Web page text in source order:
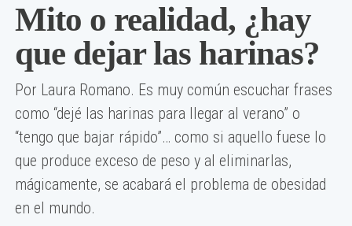
Mito o realidad, ¿hay
que dejar las harinas?
Por Laura Romano. Es muy común escuchar frases
como “dejé las harinas para llegar al verano” o
“tengo que bajar rápido”… como si aquello fuese lo
que produce exceso de peso y al eliminarlas,
mágicamente, se acabará el problema de obesidad
en el mundo.